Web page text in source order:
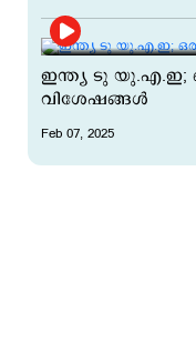
ഇന്ത്യ ടു യു.എ.ഇ;
വിശേഷങ്ങള്‍
Feb 07, 2025